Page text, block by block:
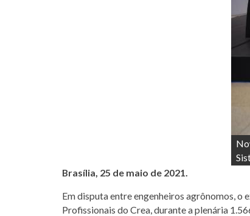
Brasília, 25 de maio de 2021.
Em disputa entre engenheiros agrônomos,
Profissionais do Crea, durante a plenária